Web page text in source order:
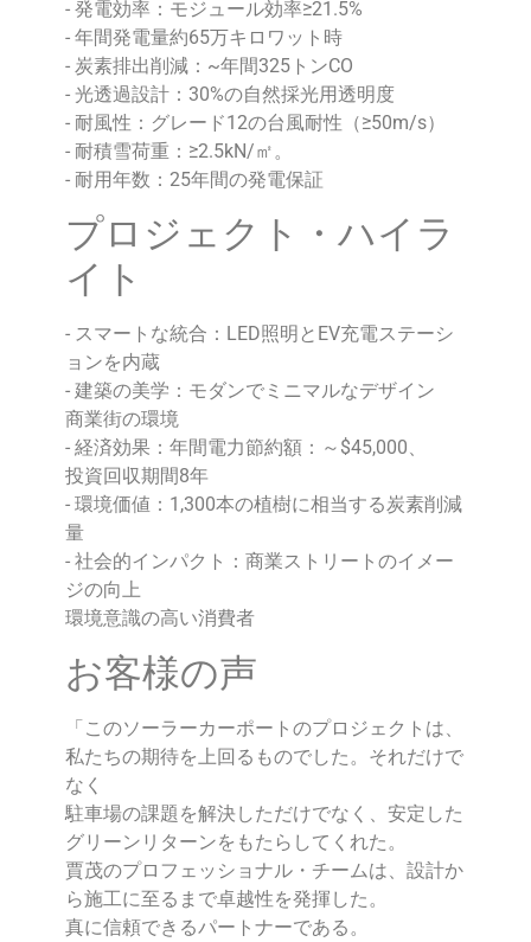
- 発電効率：モジュール効率≥21.5%
- 年間発電量約65万キロワット時
- 炭素排出削減：~年間325トンCO
- 光透過設計：30%の自然採光用透明度
- 耐風性：グレード12の台風耐性（≥50m/s）
- 耐積雪荷重：≥2.5kN/㎡。
- 耐用年数：25年間の発電保証
プロジェクト・ハイラ
イト
- スマートな統合：LED照明とEV充電ステーシ
ョンを内蔵
- 建築の美学：モダンでミニマルなデザイン
商業街の環境
- 経済効果：年間電力節約額：～$45,000、
投資回収期間8年
- 環境価値：1,300本の植樹に相当する炭素削減
量
- 社会的インパクト：商業ストリートのイメー
ジの向上
環境意識の高い消費者
お客様の声
「このソーラーカーポートのプロジェクトは、
私たちの期待を上回るものでした。それだけで
なく
駐車場の課題を解決しただけでなく、安定した
グリーンリターンをもたらしてくれた。
賈茂のプロフェッショナル・チームは、設計か
ら施工に至るまで卓越性を発揮した。
真に信頼できるパートナーである。